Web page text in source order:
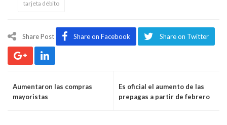
tarjeta débito
Share Post Share on Facebook Share on Twitter
Aumentaron las compras
mayoristas
Es oficial el aumento de las
prepagas a partir de febrero